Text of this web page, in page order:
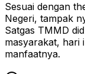
Sesuai dengan
Negeri, tampak
Satgas TMMD
masyarakat, hari
manfaatnya.